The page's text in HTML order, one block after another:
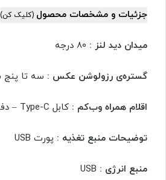
جزئیات و مشخصات محصول (کلیک کن)
میدان دید لنز :
گستره‌ی رزولوشن عکس : سه تا پنج
اقلام همراه وب‌کم : کابل Type-C – دفترچه راهنما
توضیحات منبع تغذیه : پورت USB
منبع انرژی :